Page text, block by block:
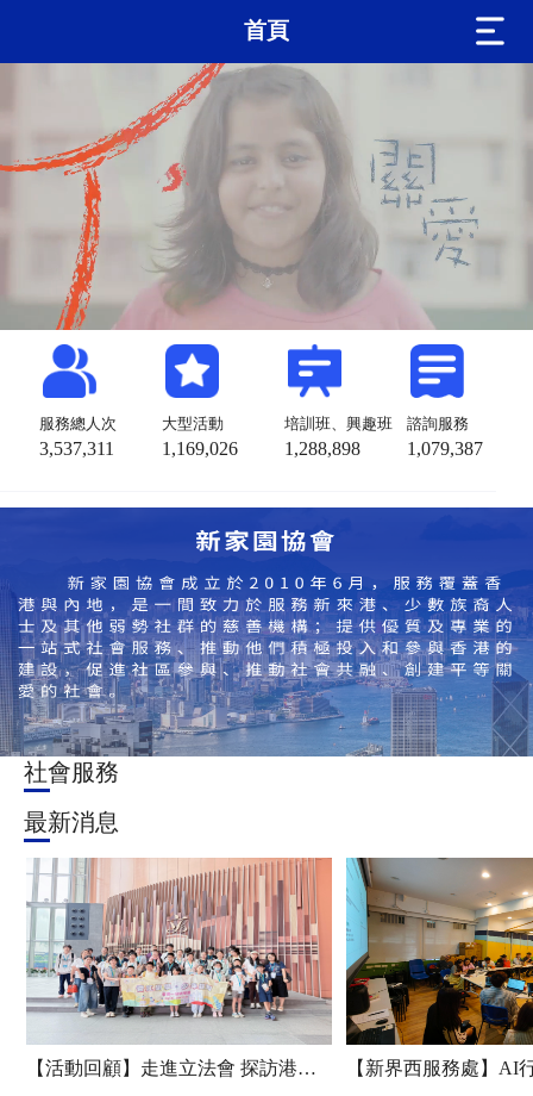
首頁
服務總人次
3,537,311
大型活動
1,169,026
培訓班、興趣班
1,288,898
諮詢服務
1,079,387
社會服務
最新消息
【活動回顧】走進立法會 探訪港科大——新家園協會「香江研學・少年探知」香港一日團圓滿舉行